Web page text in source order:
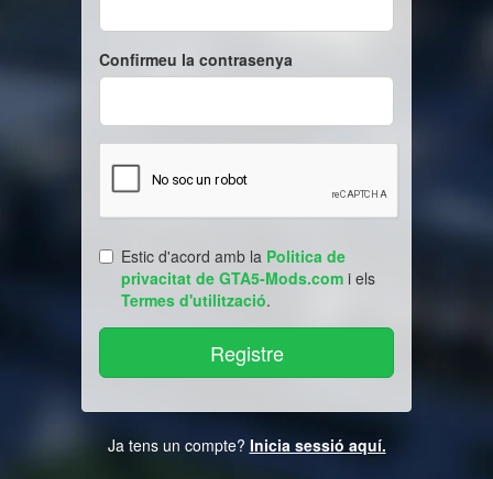
Confirmeu la contrasenya
Estic d'acord amb la Politica de
privacitat de GTA5-Mods.com i els
Termes d'utilització.
Ja tens un compte? Inicia sessió aquí.